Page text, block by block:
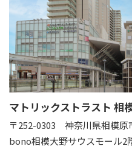
マトリックストラスト 相
〒252-0303 神奈川県相模
bono相模大野サウスモール2